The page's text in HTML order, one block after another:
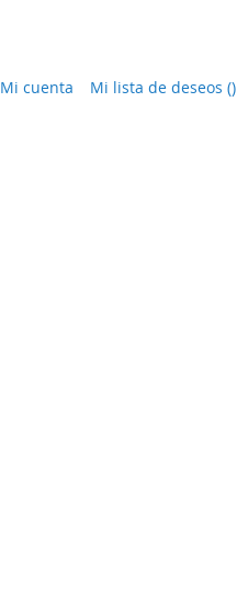
Mi cuenta Mi lista de deseos ()